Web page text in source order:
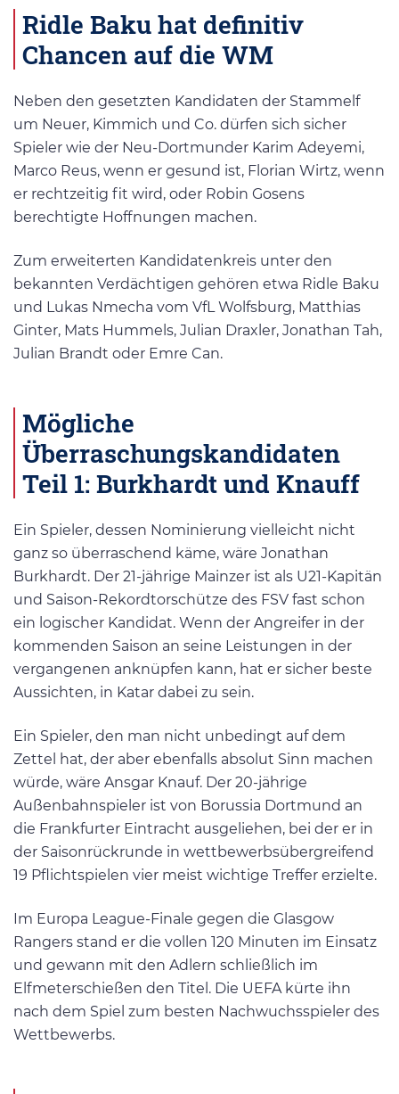
Ridle Baku hat definitiv
Chancen auf die WM
Neben den gesetzten Kandidaten der Stammelf
um Neuer, Kimmich und Co. dürfen sich sicher
Spieler wie der Neu-Dortmunder Karim Adeyemi,
Marco Reus, wenn er gesund ist, Florian Wirtz, wenn
er rechtzeitig fit wird, oder Robin Gosens
berechtigte Hoffnungen machen.
Zum erweiterten Kandidatenkreis unter den
bekannten Verdächtigen gehören etwa Ridle Baku
und Lukas Nmecha vom VfL Wolfsburg, Matthias
Ginter, Mats Hummels, Julian Draxler, Jonathan Tah,
Julian Brandt oder Emre Can.
Mögliche
Überraschungskandidaten
Teil 1: Burkhardt und Knauff
Ein Spieler, dessen Nominierung vielleicht nicht
ganz so überraschend käme, wäre Jonathan
Burkhardt. Der 21-jährige Mainzer ist als U21-Kapitän
und Saison-Rekordtorschütze des FSV fast schon
ein logischer Kandidat. Wenn der Angreifer in der
kommenden Saison an seine Leistungen in der
vergangenen anknüpfen kann, hat er sicher beste
Aussichten, in Katar dabei zu sein.
Ein Spieler, den man nicht unbedingt auf dem
Zettel hat, der aber ebenfalls absolut Sinn machen
würde, wäre Ansgar Knauf. Der 20-jährige
Außenbahnspieler ist von Borussia Dortmund an
die Frankfurter Eintracht ausgeliehen, bei der er in
der Saisonrückrunde in wettbewerbsübergreifend
19 Pflichtspielen vier meist wichtige Treffer erzielte.
Im Europa League-Finale gegen die Glasgow
Rangers stand er die vollen 120 Minuten im Einsatz
und gewann mit den Adlern schließlich im
Elfmeterschießen den Titel. Die UEFA kürte ihn
nach dem Spiel zum besten Nachwuchsspieler des
Wettbewerbs.